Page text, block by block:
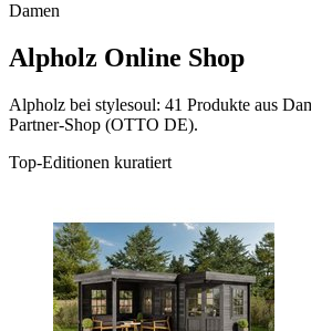
Damen
Alpholz Online Shop
Alpholz bei stylesoul: 41 Produkte aus
Partner-Shop (OTTO DE).
Top-Editionen kuratiert